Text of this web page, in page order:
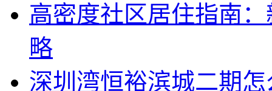
高密度社区居住指南
略
深圳湾恒裕滨城二期